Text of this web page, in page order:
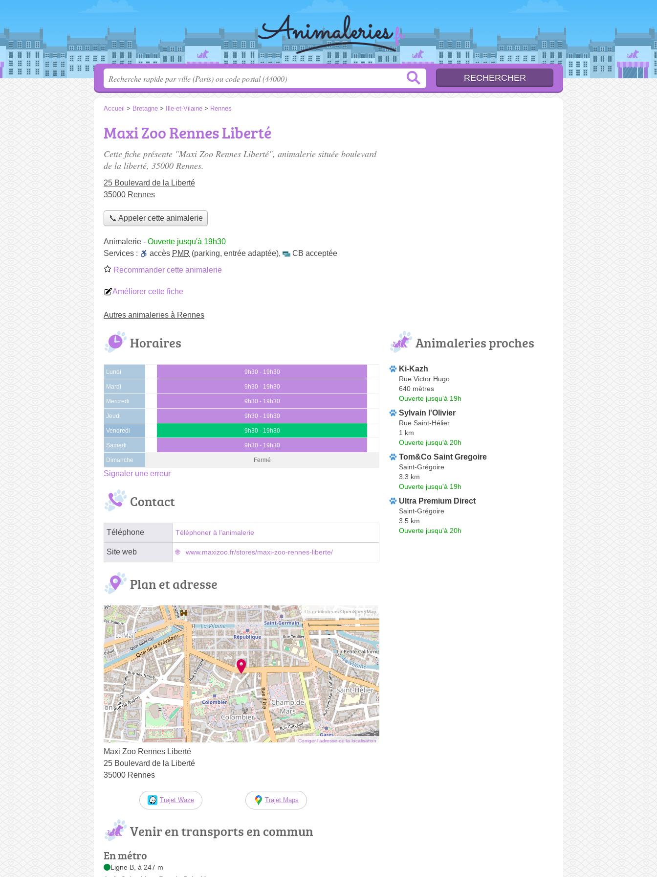
Accueil > Bretagne > Ille-et-Vilaine > Rennes
Maxi Zoo Rennes Liberté
Cette fiche présente "Maxi Zoo Rennes Liberté", animalerie située boulevard
de la liberté, 35000 Rennes.
25 Boulevard de la Liberté
35000 Rennes
📞 Appeler cette animalerie
Animalerie - Ouverte jusqu'à 19h30
Services :
accès PMR (parking, entrée adaptée),
CB acceptée
Recommander cette animalerie
Améliorer cette fiche
Autres animaleries à Rennes
Horaires
Lundi 9h30 - 19h30
Mardi 9h30 - 19h30
Mercredi 9h30 - 19h30
Jeudi 9h30 - 19h30
Vendredi 9h30 - 19h30
Samedi 9h30 - 19h30
Dimanche Fermé
Signaler une erreur
Contact
Téléphone Téléphoner à l'animalerie
Site web www.maxizoo.fr/stores/maxi-zoo-rennes-liberte/
Plan et adresse
© contributeurs OpenStreetMap
Corriger l’adresse ou la localisation
Maxi Zoo Rennes Liberté
25 Boulevard de la Liberté
35000 Rennes
Trajet Waze Trajet Maps
Venir en transports en commun
En métro
Ligne B, à 247 m
Animaleries proches
Ki-Kazh
Rue Victor Hugo
640 mètres
Ouverte jusqu'à 19h
Sylvain l'Olivier
Rue Saint-Hélier
1 km
Ouverte jusqu'à 20h
Tom&Co Saint Gregoire
Saint-Grégoire
3.3 km
Ouverte jusqu'à 19h
Ultra Premium Direct
Saint-Grégoire
3.5 km
Ouverte jusqu'à 20h